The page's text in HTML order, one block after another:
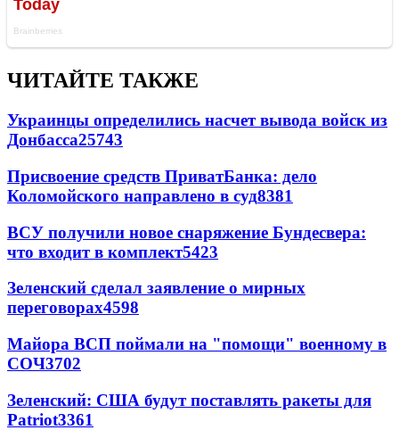
ЧИТАЙТЕ ТАКЖЕ
Украинцы определились насчет вывода войск из
Донбасса25743
Присвоение средств ПриватБанка: дело
Коломойского направлено в суд8381
ВСУ получили новое снаряжение Бундесвера:
что входит в комплект5423
Зеленский сделал заявление о мирных
переговорах4598
Майора ВСП поймали на "помощи" военному в
СОЧ3702
Зеленский: США будут поставлять ракеты для
Patriot3361